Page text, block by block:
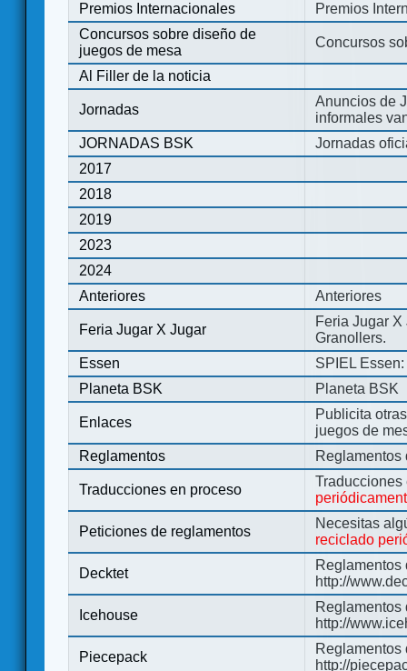
Premios Internacionales
Premios
Concursos sobre diseño de
juegos de mesa
Concursos
Al Filler de la noticia
Jornadas
Anuncios de
informales
JORNADAS BSK
Jornadas
2017
2018
2019
2023
2024
Anteriores
Anteriores
Feria Jugar X Jugar
Feria Jugar
Granollers.
Essen
SPIEL
Planeta BSK
Planeta BSK
Enlaces
Publicita
juegos de
Reglamentos
Reglamentos
Traducciones en proceso
Peticiones de reglamentos
Necesitas
reciclado
Decktet
Reglamentos
http://
Icehouse
Reglamentos
http://
Piecepack
Reglamentos
http://